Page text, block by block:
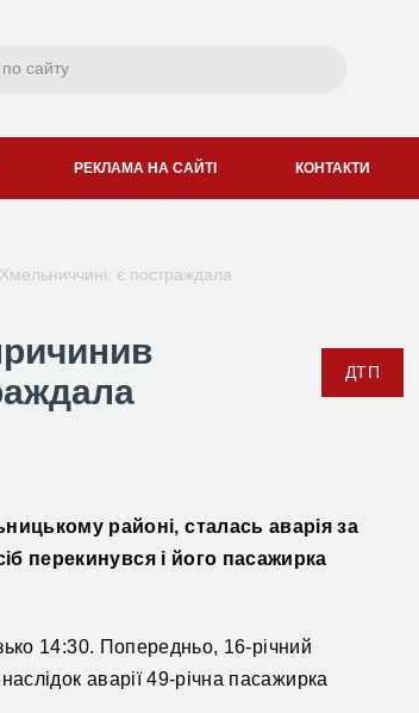
РЕКЛАМА НА САЙТІ КОНТАКТИ
є постраждала
ДТП
районі, сталась аварія за
перекинувся і його пасажирка
14:30. Попередньо, 16-річний
аварії 49-річна пасажирка